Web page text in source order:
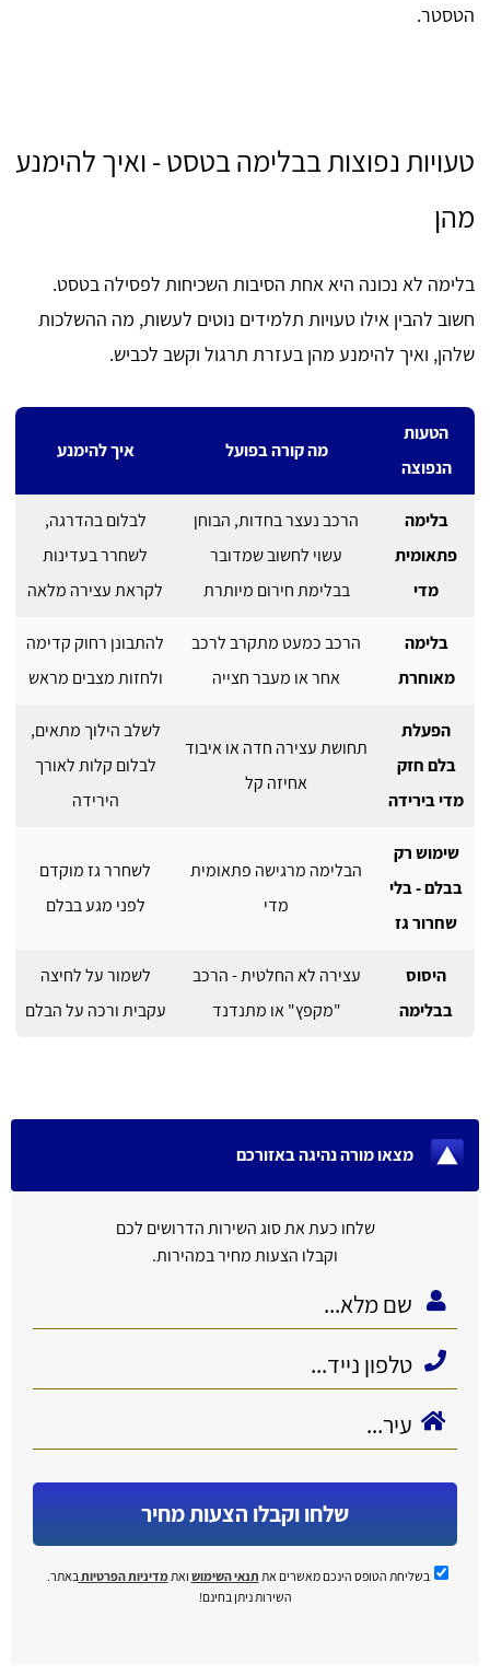
הטסטר.
טעויות נפוצות בבלימה בטסט - ואיך להימנע
מהן
בלימה לא נכונה היא אחת הסיבות השכיחות לפסילה בטסט.
חשוב להבין אילו טעויות תלמידים נוטים לעשות, מה ההשלכות
שלהן, ואיך להימנע מהן בעזרת תרגול וקשב לכביש.
הטעות
הנפוצה
מה קורה בפועל איך להימנע
בלימה
פתאומית
מדי
הרכב נעצר בחדות, הבוחן
עשוי לחשוב שמדובר
בבלימת חירום מיותרת
לבלום בהדרגה,
לשחרר בעדינות
לקראת עצירה מלאה
בלימה
מאוחרת
הרכב כמעט מתקרב לרכב
אחר או מעבר חצייה
להתבונן רחוק קדימה
ולחזות מצבים מראש
הפעלת
בלם חזק
מדי בירידה
תחושת עצירה חדה או איבוד
אחיזה קל
לשלב הילוך מתאים,
לבלום קלות לאורך
הירידה
שימוש רק
בבלם - בלי
שחרור גז
הבלימה מרגישה פתאומית
מדי
לשחרר גז מוקדם
לפני מגע בבלם
היסוס
בבלימה
עצירה לא החלטית - הרכב
"מקפץ" או מתנדנד
לשמור על לחיצה
עקבית ורכה על הבלם
מצאו מורה נהיגה באזורכם
שלחו כעת את סוג השירות הדרושים לכם
וקבלו הצעות מחיר במהירות.
שלחו וקבלו הצעות מחיר
בשליחת הטופס הינכם מאשרים את תנאי השימוש ואתמדיניות הפרטיות באתר.
השירות ניתן בחינם!